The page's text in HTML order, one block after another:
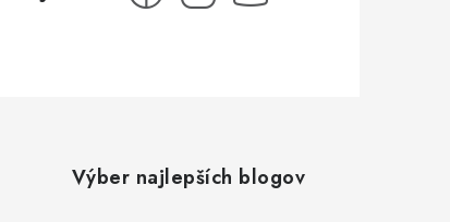
Výber najlepších blogov